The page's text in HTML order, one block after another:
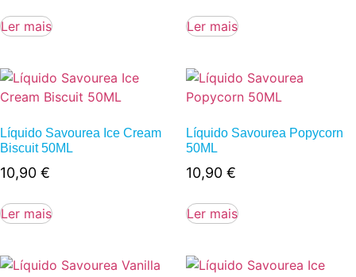
Ler mais Ler mais
Líquido Savourea Ice Cream
Biscuit 50ML
10,90 €
Ler mais
Líquido Savourea Popycorn
50ML
10,90 €
Ler mais